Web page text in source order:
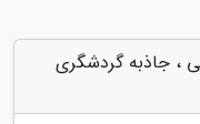
، جاذبه گردشگری